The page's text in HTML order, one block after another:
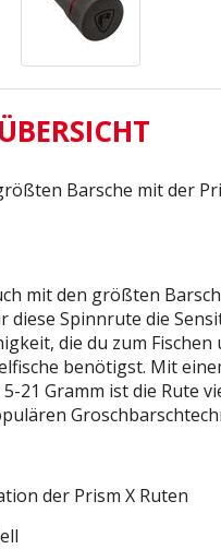
Barsche mit der
mit den größten
diese Spinnrute die
die du zum Fischen
benötigst. Mit
21 Gramm ist die Rute
der Prism X Ruten